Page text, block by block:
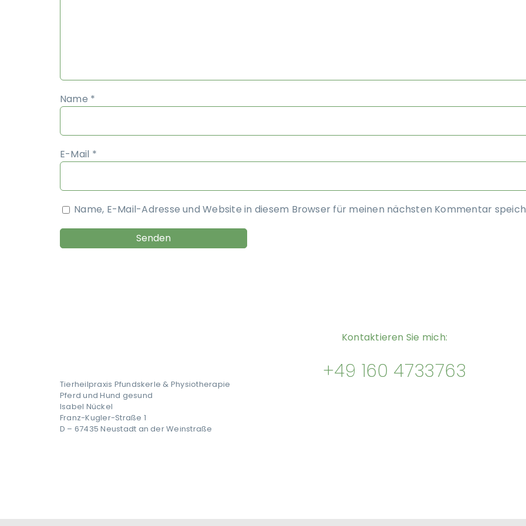
Name *
E-Mail *
Name, E-Mail-Adresse und Website in diesem Browser für meinen nächsten Kommentar
Tierheilpraxis Pfundskerle & Physiotherapie
Pferd und Hund gesund
Isabel Nückel
Franz-Kugler-Straße 1
D – 67435 Neustadt an der Weinstraße
Kontaktieren Sie mich:
+49 160 4733763